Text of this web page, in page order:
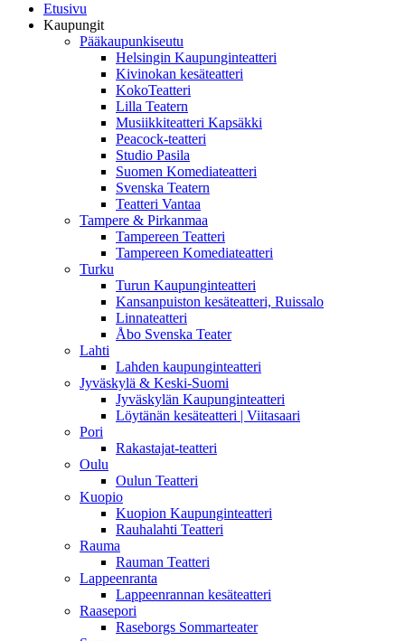
Etusivu
Kaupungit
Pääkaupunkiseutu
Helsingin Kaupunginteatteri
Kivinokan kesäteatteri
KokoTeatteri
Lilla Teatern
Musiikkiteatteri Kapsäkki
Peacock-teatteri
Studio Pasila
Suomen Komediateatteri
Svenska Teatern
Teatteri Vantaa
Tampere & Pirkanmaa
Tampereen Teatteri
Tampereen Komediateatteri
Turku
Turun Kaupunginteatteri
Kansanpuiston kesäteatteri, Ruissalo
Linnateatteri
Åbo Svenska Teater
Lahti
Lahden kaupunginteatteri
Jyväskylä & Keski-Suomi
Jyväskylän Kaupunginteatteri
Löytänän kesäteatteri | Viitasaari
Pori
Rakastajat-teatteri
Oulu
Oulun Teatteri
Kuopio
Kuopion Kaupunginteatteri
Rauhalahti Teatteri
Rauma
Rauman Teatteri
Lappeenranta
Lappeenrannan kesäteatteri
Raasepori
Raseborgs Sommarteater